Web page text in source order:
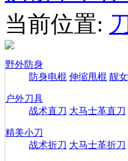
当前位置:
野外防身
防身电棍 伸缩甩棍 靓
户外刀具
战术直刀 大马士革直刀
精美小刀
战术折刀 大马士革折刀